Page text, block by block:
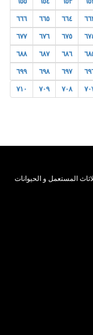
٦٦٤ ٦٦٥ ٦٦٦
٦٧٥ ٦٧٦ ٦٧٧
٦٨٦ ٦٨٧ ٦٨٨
٦٩٧ ٦٩٨ ٦٩٩
٧٠٨ ٧٠٩ ٧١٠
المستعمل و الحيوانات